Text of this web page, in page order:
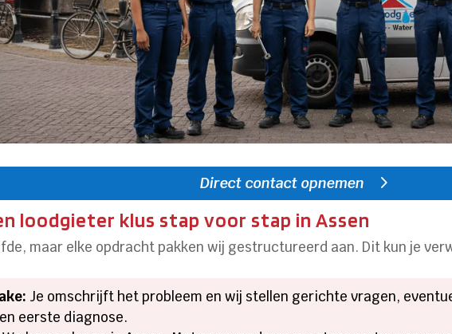
Direct contact opnemen
loodgieter klus stap voor stap in Assen
maar elke opdracht pakken wij gestructureerd aan. Dit kun je
Je omschrijft het probleem en wij stellen gerichte vragen,
eerste diagnose.